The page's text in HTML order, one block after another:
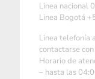
Linea nacional
Linea Bogotá
Linea telefonía
contactarse
Horario de
– hasta las